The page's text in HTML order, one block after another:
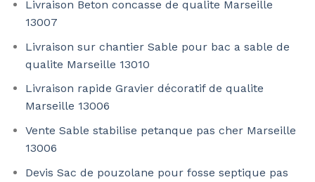
Livraison Beton concasse de qualite Marseille
13007
Livraison sur chantier Sable pour bac a sable de
qualite Marseille 13010
Livraison rapide Gravier décoratif de qualite
Marseille 13006
Vente Sable stabilise petanque pas cher Marseille
13006
Devis Sac de pouzolane pour fosse septique pas